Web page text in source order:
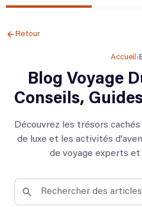
Retour
Accueil ›
Blog Voyage
Conseils,
Découvrez les trésors
de luxe et les activités
de voyage experts